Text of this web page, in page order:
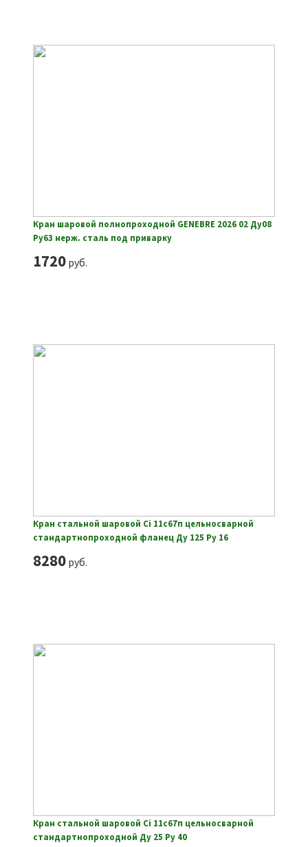
Кран шаровой полнопроходной GENEBRE 2026 02 Ду08
Ру63 нерж. сталь под приварку
1720руб.
Кран стальной шаровой Ci 11с67п цельносварной
стандартнопроходной фланец Ду 125 Ру 16
8280руб.
Кран стальной шаровой Ci 11с67п цельносварной
стандартнопроходной Ду 25 Ру 40